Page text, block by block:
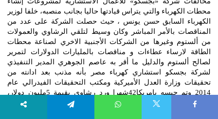
محطات الكهرباء والتي يتراس قيادتها حاليا بجانب منصبه، خلفا لوزير
الكهرباء السابق حسن يونس ، حيث حصلت الشركة على عدد من
المناقصات بالأمر المباشر وكان وسيط لتلقي الرشاوي والعمولات
من ألستوم وغيرها من الشركات الأجنبية الاخري لصناعة محطات
الطاقة لارساء عطاءات و مناقصات بالمليارات الدولارات لتمرير
لصالح ألستوم والدليل ما أقر به عاصم الجوهري المدير التنفيذي
لشركة بجسكو استشاري كهرباء مصر بأنه مذنب بعد ادانته من
تحقيقات وزارة العدل الأميركية ومكتب التحقيقات الفيدرالي عام
2014 وتم حبسه بامريكا42شهرا ورد رشاوي بقيمة 5مليون دولار،
خاصة أن مؤسسيها عدد من أبناء قيادات الوزارة، من بينهم نجل